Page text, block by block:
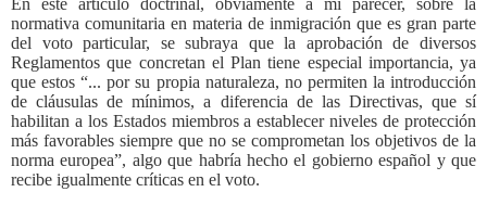
normativa comunitaria en materia de inmigración que es gran parte
del voto particular, se subraya que la aprobación de diversos
Reglamentos que concretan el Plan tiene especial importancia, ya
que estos “... por su propia naturaleza, no permiten la introducción
de cláusulas de mínimos, a diferencia de las Directivas, que sí
habilitan a los Estados miembros a establecer niveles de protección
más favorables siempre que no se comprometan los objetivos de la
norma europea”, algo que habría hecho el gobierno español y que
recibe igualmente críticas en el voto.